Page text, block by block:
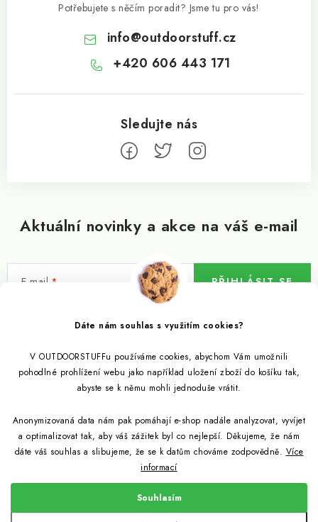
Dáte nám souhlas s využitím cookies?
V OUTDOORSTUFFu používáme cookies, abychom Vám umožnili
pohodlné prohlížení webu jako například uložení zboží do košíku tak,
abyste se k němu mohli jednoduše vrátit.
Anonymizovaná data nám pak pomáhají e-shop nadále analyzovat, vyvíjet
a optimalizovat tak, aby váš zážitek byl co nejlepší. Děkujeme, že nám
dáte váš souhlas a slibujeme, že se k datům chováme zodpovědně. Více
informací
Souhlasím
Aktuální novinky a akce na váš e-mail
E-mail
Vložením e-mailu souhlasíte spodmínkami ochrany osobních údajů
PŘIHLÁSIT SE
Potřebujete s něčím poradit? Jsme tu pro vás!
info@outdoorstuff.cz
+420 606 443 171
Informace pro vás
Outdoor blog
Věrnostní program
Reklamace
Způsob dopravy a platby
Citronela a její účinky
Binchotan a jeho čistící vlastnosti
Outdoor poradna
Udržitelně a s přírodou
Snažíme se co nejlépe jak pro zákazníky, tak pro přírodu